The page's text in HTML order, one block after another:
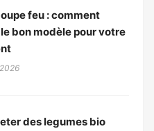
feu : comment
bon modèle pour votre
des legumes bio